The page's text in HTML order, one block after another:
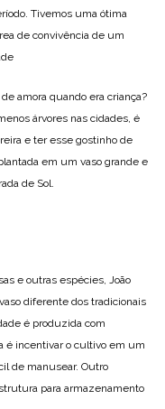
Tivemos uma ótima
de convivência de um
amora quando era criança?
árvores nas cidades, é
e ter esse gostinho de
em um vaso grande e
de Sol.
e outras espécies, João
diferente dos tradicionais
é produzida com
é incentivar o cultivo em um
de manusear. Outro
para armazenamento